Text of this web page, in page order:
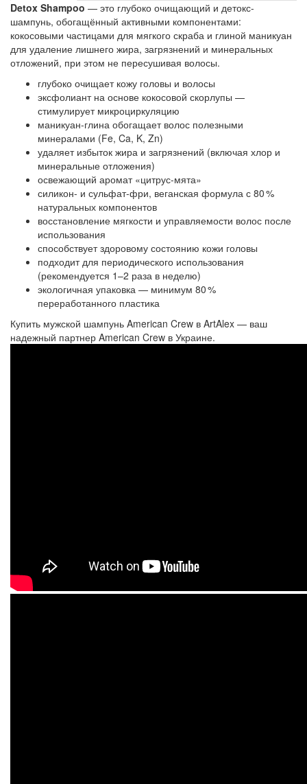
Detox Shampoo — это глубоко очищающий и детокс-
шампунь, обогащённый активными компонентами:
кокосовыми частицами для мягкого скраба и глиной маникуан
для удаление лишнего жира, загрязнений и минеральных
отложений, при этом не пересушивая волосы.
глубоко очищает кожу головы и волосы
эксфолиант на основе кокосовой скорлупы —
стимулирует микроциркуляцию
маникуан-глина обогащает волос полезными
минералами (Fe, Ca, K, Zn)
удаляет избыток жира и загрязнений (включая хлор и
минеральные отложения)
освежающий аромат «цитрус-мята»
силикон- и сульфат-фри, веганская формула с 80 %
натуральных компонентов
восстановление мягкости и управляемости волос после
использования
способствует здоровому состоянию кожи головы
подходит для периодического использования
(рекомендуется 1–2 раза в неделю)
экологичная упаковка — минимум 80 %
переработанного пластика
Купить мужской шампунь American Crew в ArtAlex — ваш
надежный партнер American Crew в Украине.